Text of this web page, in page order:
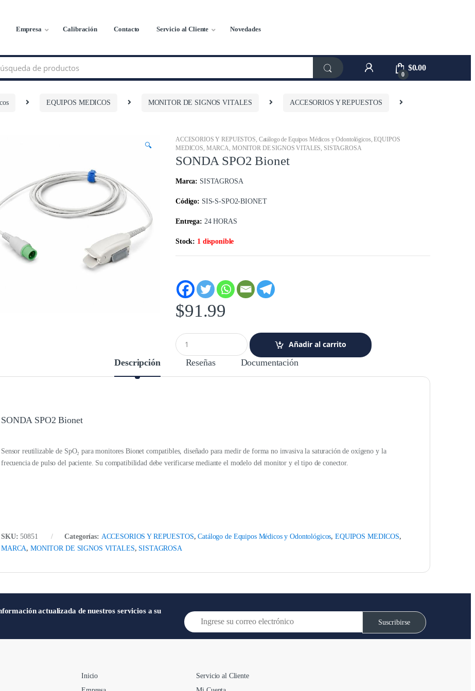
Empresa Calibración Contacto Servicio al Cliente Novedades
0
$0.00
EQUIPOS MEDICOS MONITOR DE SIGNOS VITALES
ACCESORIOS Y REPUESTOS
🔍
ACCESORIOS Y REPUESTOS, Catálogo de Equipos Médicos y Odontológicos,EQUIPOS
MEDICOS, MARCA, MONITOR DE SIGNOS VITALES, SISTAGROSA
SONDA SPO2 Bionet
Marca: SISTAGROSA
Código: SIS-S-SPO2-BIONET
Entrega: 24 HORAS
Stock: 1 disponible
$91.99
C
a
Añadir al carrito
Descripción Reseñas Documentación
SONDA SPO2 Bionet
Sensor reutilizable de SpO₂ para monitores Bionet compatibles, diseñado para medir de forma no invasiva la saturación de oxígeno y la
frecuencia de pulso del paciente. Su compatibilidad debe verificarse mediante el modelo del monitor y el tipo de conector.
SKU:50851 Categorías: ACCESORIOS Y REPUESTOS,Catálogo de Equipos Médicos y Odontológicos,EQUIPOS MEDICOS,
MARCA,MONITOR DE SIGNOS VITALES, SISTAGROSA
actualizada de nuestros servicios a su
E
m
Suscribirse
Inicio
Servicio al Cliente